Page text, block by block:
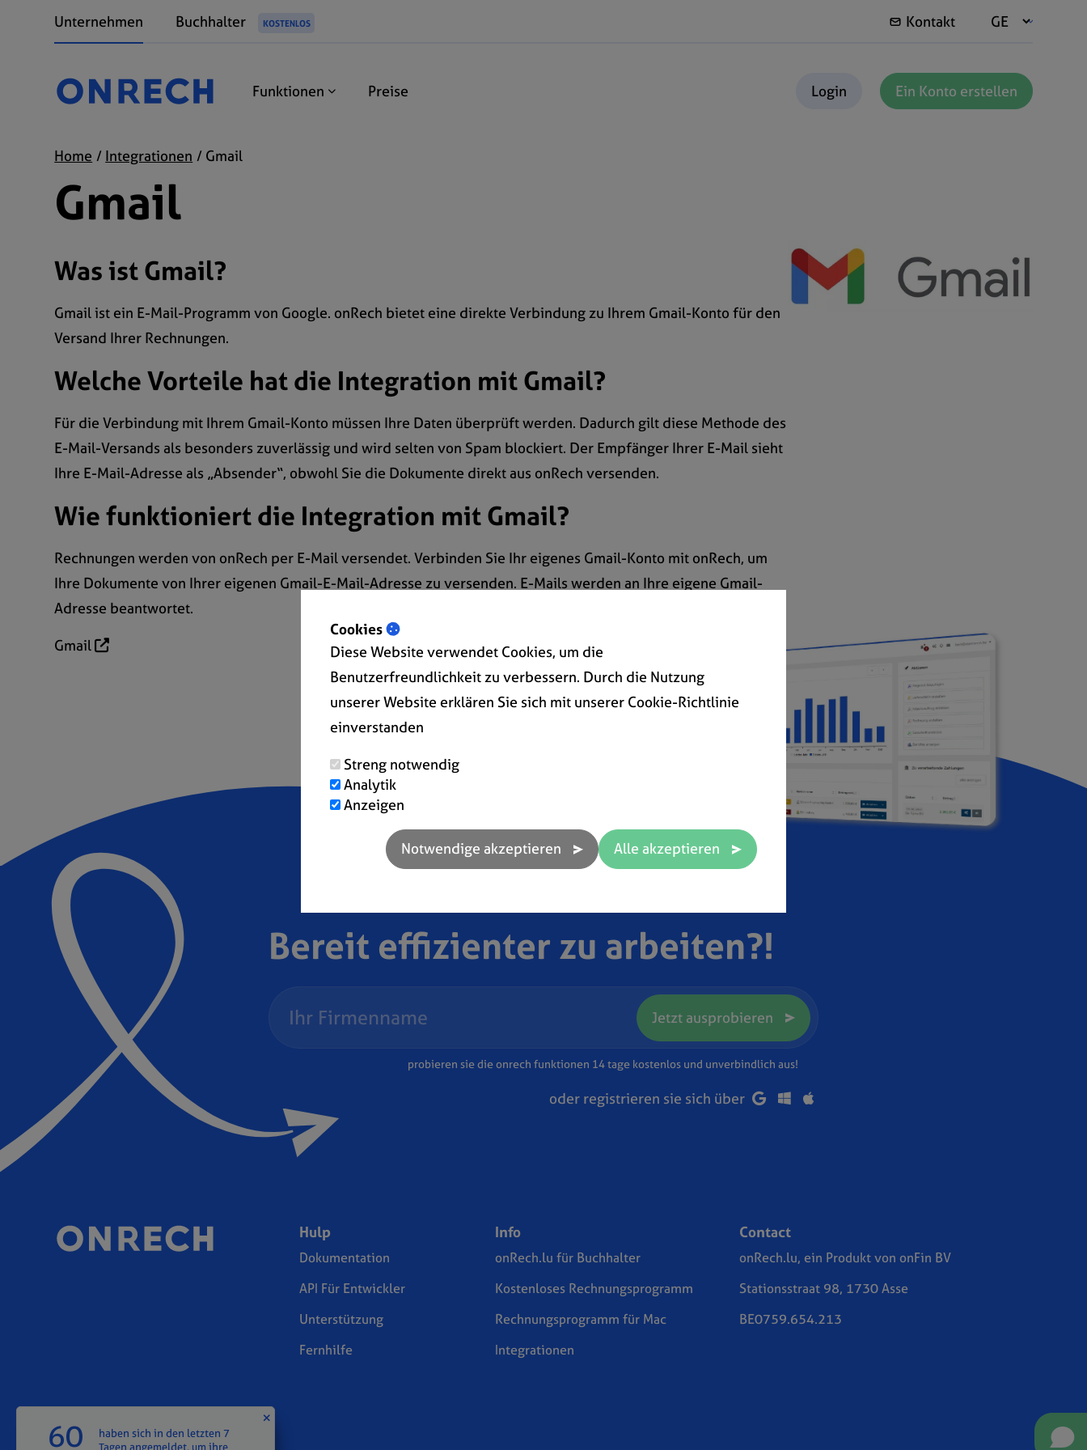
Unternehmen Buchhalter KOSTENLOS Kontakt
Funktionen Preise Login Ein Konto erstellen
Home Integrationen Gmail
Gmail
Was ist Gmail?
Gmail ist ein E-Mail-Programm von Google. onRech bietet eine direkte Verbindung zu Ihrem Gmail-Konto für den
Versand Ihrer Rechnungen.
Welche Vorteile hat die Integration mit Gmail?
Für die Verbindung mit Ihrem Gmail-Konto müssen Ihre Daten überprüft werden. Dadurch gilt diese Methode des
E-Mail-Versands als besonders zuverlässig und wird selten von Spam blockiert. Der Empfänger Ihrer E-Mail sieht
Ihre E-Mail-Adresse als „Absender“, obwohl Sie die Dokumente direkt aus onRech versenden.
Wie funktioniert die Integration mit Gmail?
Rechnungen werden von onRech per E-Mail versendet. Verbinden Sie Ihr eigenes Gmail-Konto mit onRech, um
Ihre Dokumente von Ihrer eigenen Gmail-E-Mail-Adresse zu versenden. E-Mails werden an Ihre eigene Gmail-
Adresse beantwortet.
Gmail
Bereit effizienter zu arbeiten?!
Jetzt ausprobieren
probieren sie die onrech funktionen 14 tage kostenlos und unverbindlich aus!
oder registrieren sie sich über
Hulp
Dokumentation
API Für Entwickler
Unterstützung
Fernhilfe
Info
onRech.lu für Buchhalter
Kostenloses Rechnungsprogramm
Rechnungsprogramm für Mac
Integrationen
Contact
onRech.lu, ein Produkt von onFin BV
Stationsstraat 98, 1730 Asse
BE0759.654.213
Cookies
Diese Website verwendet Cookies, um die
Benutzerfreundlichkeit zu verbessern. Durch die Nutzung
unserer Website erklären Sie sich mit unserer Cookie-Richtlinie
einverstanden
Streng notwendig
Analytik
Anzeigen
60
haben sich in den letzten 7
Tagen angemeldet, um ihre